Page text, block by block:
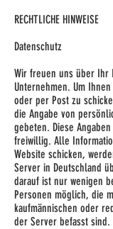
RECHTLICHE HINWEISE
Datenschutz
Wir freuen uns über Ihr
Unternehmen. Um
oder per Post zu
die Angabe von
gebeten. Diese
freiwillig. Alle
Website schicken,
Server in Deutschland
darauf ist nur wenigen
Personen möglich, die
kaufmännischen oder
der Server befasst sind.